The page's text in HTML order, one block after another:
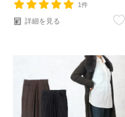
1件
詳細を見る